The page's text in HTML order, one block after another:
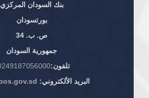
بنك السودان المركزي
بورتسودان
ص. ب. 34
جمهورية السودان
تلفون:
البريد الألكتروني: